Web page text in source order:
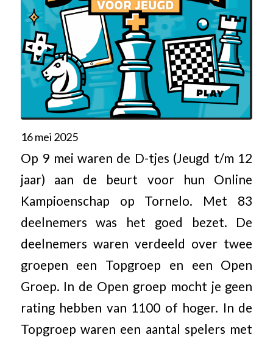
16 mei 2025
Op 9 mei waren de D-tjes (Jeugd t/m 12
jaar) aan de beurt voor hun Online
Kampioenschap op Tornelo. Met 83
deelnemers was het goed bezet. De
deelnemers waren verdeeld over twee
groepen een Topgroep en een Open
Groep. In de Open groep mocht je geen
rating hebben van 1100 of hoger. In de
Topgroep waren een aantal spelers met